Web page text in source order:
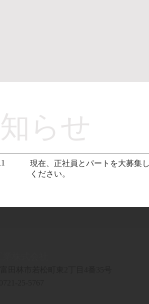
らせ
現在、正社員とパートを大募集
ください。